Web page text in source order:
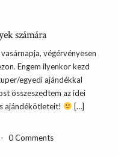
számára
végérvényesen
Engem ilyenkor kezd
egyedi ajándékkal
összeszedtem az idei
ajándékötleteit!
[…]
- 0 Comments